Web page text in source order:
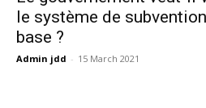
le système de
base ?
Admin jdd - 15 March 2021